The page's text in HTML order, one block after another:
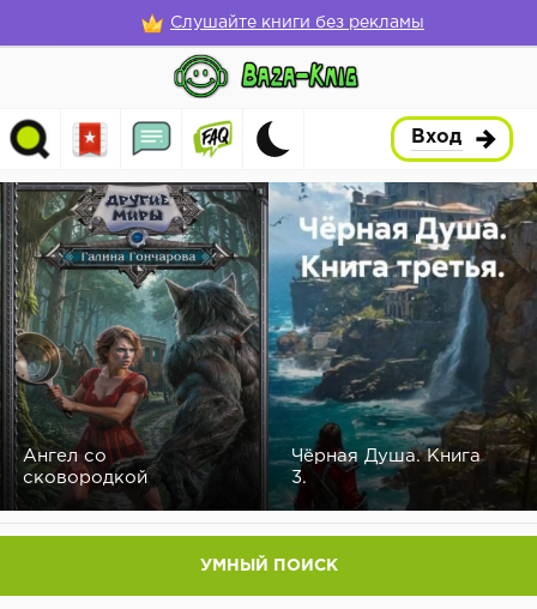
Слушайте книги без рекламы
Вход
Ангел со
сковородкой
Чёрная Душа. Книга
3.
УМНЫЙ ПОИСК